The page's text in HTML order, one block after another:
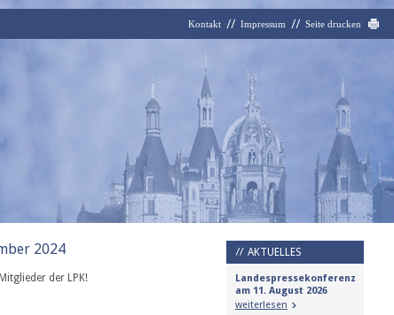
Kontakt Impressum Seite drucken
2024
der LPK!
AKTUELLES
Landespressekonferenz
am 11. August 2026
weiterlesen